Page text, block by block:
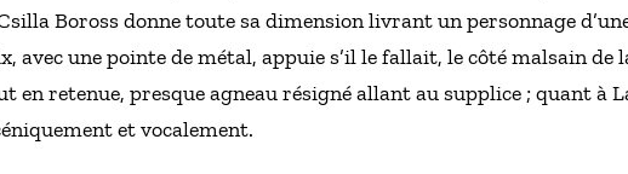
Boross donne toute sa dimension livrant un personnage
avec une pointe de métal, appuie s’il le fallait, le côté malsain de
en retenue, presque agneau résigné allant au supplice ; quant à
et vocalement.